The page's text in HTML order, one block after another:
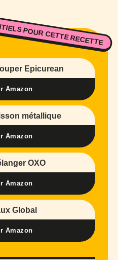
POUR CETTE RECETTE
Epicurean
Amazon
métallique
Amazon
OXO
Amazon
Global
Amazon